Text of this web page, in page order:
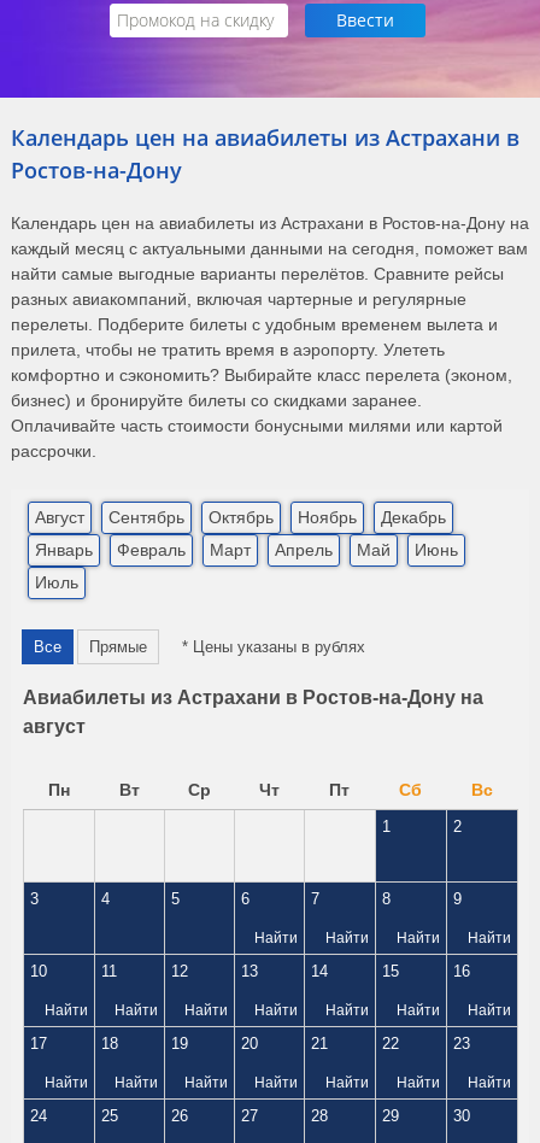
Календарь цен на авиабилеты из Астрахани в
Ростов-на-Дону
Календарь цен на авиабилеты из Астрахани в Ростов-на-Дону на
каждый месяц с актуальными данными на сегодня, поможет вам
найти самые выгодные варианты перелётов. Сравните рейсы
разных авиакомпаний, включая чартерные и регулярные
перелеты. Подберите билеты с удобным временем вылета и
прилета, чтобы не тратить время в аэропорту. Улететь
комфортно и сэкономить? Выбирайте класс перелета (эконом,
бизнес) и бронируйте билеты со скидками заранее.
Оплачивайте часть стоимости бонусными милями или картой
рассрочки.
Август Сентябрь Октябрь Ноябрь
Декабрь
Январь
Февраль Март Апрель Май
Июнь
Июль
Все Прямые * Цены указаны в рублях
Авиабилеты из Астрахани в Ростов-на-Дону на
август
Пн Вт Ср Чт Пт Сб Вс
1 2
3 4 5 6
Найти
7
Найти
8
Найти
9
Найти
10
Найти
11
Найти
12
Найти
13
Найти
14
Найти
15
Найти
16
Найти
17
Найти
18
Найти
19
Найти
20
Найти
21
Найти
22
Найти
23
Найти
24 25 26 27 28 29 30